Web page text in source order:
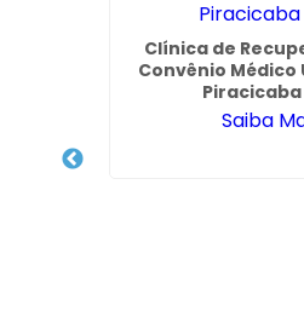
Clínica de
Convênio Médico
Piracicaba
Saiba